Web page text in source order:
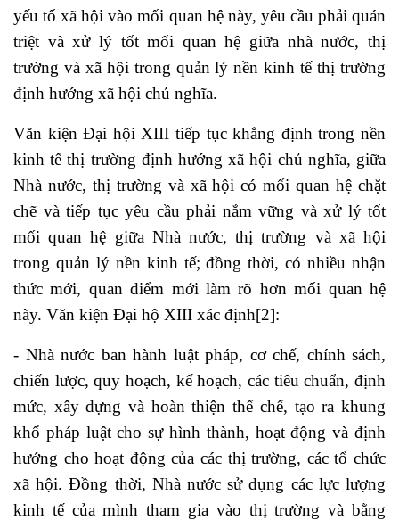
yếu tố xã hội vào mối quan hệ này, yêu cầu phải quán
triệt và xử lý tốt mối quan hệ giữa nhà nước, thị
trường và xã hội trong quản lý nền kinh tế thị trường
định hướng xã hội chủ nghĩa.
Văn kiện Đại hội XIII tiếp tục khẳng định trong nền
kinh tế thị trường định hướng xã hội chủ nghĩa, giữa
Nhà nước, thị trường và xã hội có mối quan hệ chặt
chẽ và tiếp tục yêu cầu phải nắm vững và xử lý tốt
mối quan hệ giữa Nhà nước, thị trường và xã hội
trong quản lý nền kinh tế; đồng thời, có nhiều nhận
thức mới, quan điểm mới làm rõ hơn mối quan hệ
này. Văn kiện Đại hộ XIII xác định[2]:
- Nhà nước ban hành luật pháp, cơ chế, chính sách,
chiến lược, quy hoạch, kế hoạch, các tiêu chuẩn, định
mức, xây dựng và hoàn thiện thể chế, tạo ra khung
khổ pháp luật cho sự hình thành, hoạt động và định
hướng cho hoạt động của các thị trường, các tổ chức
xã hội. Đồng thời, Nhà nước sử dụng các lực lượng
kinh tế của mình tham gia vào thị trường và bằng